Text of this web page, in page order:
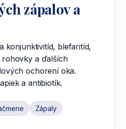
zápalov a
konjunktivitíd, blefaritíd,
rohovky a ďalších
ochorení oka.
a antibiotík.
Zápaly